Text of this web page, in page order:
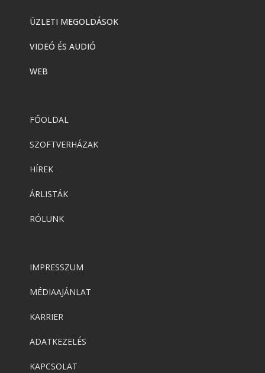
ÜZLETI MEGOLDÁSOK
VIDEÓ ÉS AUDIÓ
WEB
FŐOLDAL
SZOFTVERHÁZAK
HÍREK
ÁRLISTÁK
RÓLUNK
IMPRESSZUM
MÉDIAAJÁNLAT
KARRIER
ADATKEZELÉS
KAPCSOLAT